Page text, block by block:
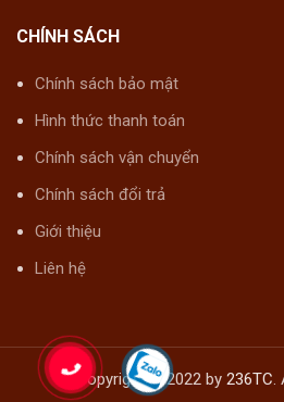
CHÍNH SÁCH
Chính sách bảo mật
Hình thức thanh toán
Chính sách vận chuyển
Chính sách đổi trả
Giới thiệu
Liên hệ
Copyright © 2022 by 236TC.